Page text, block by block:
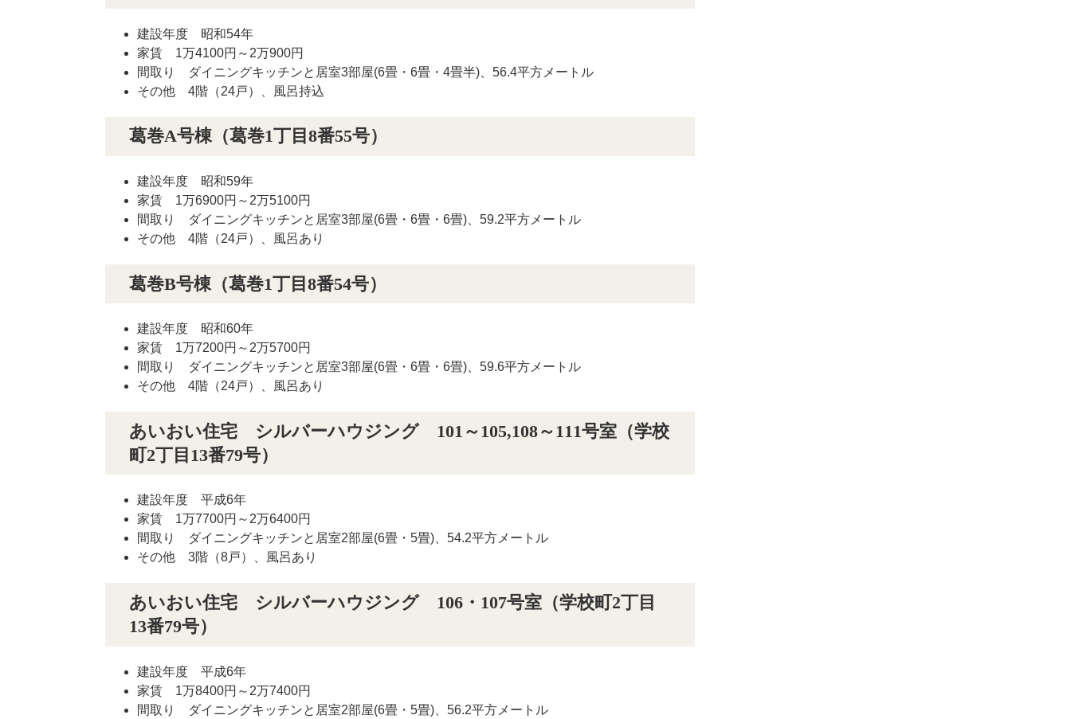
建設年度 昭和54年
家賃 1万4100円～2万900円
間取り ダイニングキッチンと居室3部屋(6畳・6畳・4畳半)、56.4平方メートル
その他 4階（24戸）、風呂持込
葛巻A号棟（葛巻1丁目8番55号）
建設年度 昭和59年
家賃 1万6900円～2万5100円
間取り ダイニングキッチンと居室3部屋(6畳・6畳・6畳)、59.2平方メートル
その他 4階（24戸）、風呂あり
葛巻B号棟（葛巻1丁目8番54号）
建設年度 昭和60年
家賃 1万7200円～2万5700円
間取り ダイニングキッチンと居室3部屋(6畳・6畳・6畳)、59.6平方メートル
その他 4階（24戸）、風呂あり
あいおい住宅 シルバーハウジング 101～105,108～111号室（学校
町2丁目13番79号）
建設年度 平成6年
家賃 1万7700円～2万6400円
間取り ダイニングキッチンと居室2部屋(6畳・5畳)、54.2平方メートル
その他 3階（8戸）、風呂あり
あいおい住宅 シルバーハウジング 106・107号室（学校町2丁目
13番79号）
建設年度 平成6年
家賃 1万8400円～2万7400円
間取り ダイニングキッチンと居室2部屋(6畳・5畳)、56.2平方メートル